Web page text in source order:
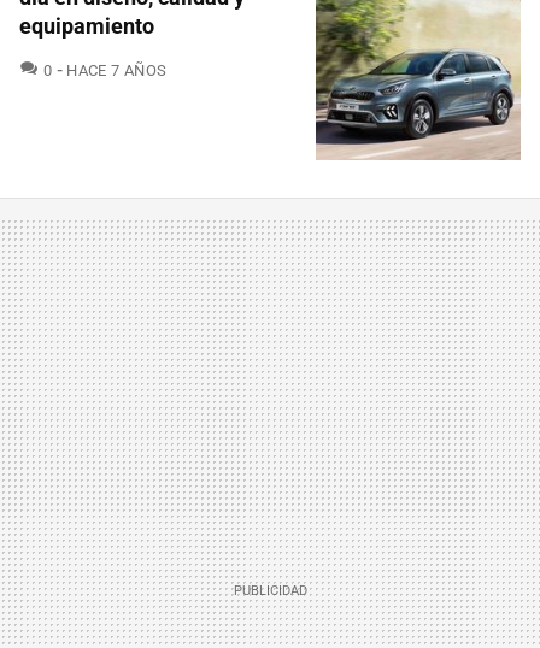
equipamiento
0 COMENTARIOS
HACE 7 AÑOS